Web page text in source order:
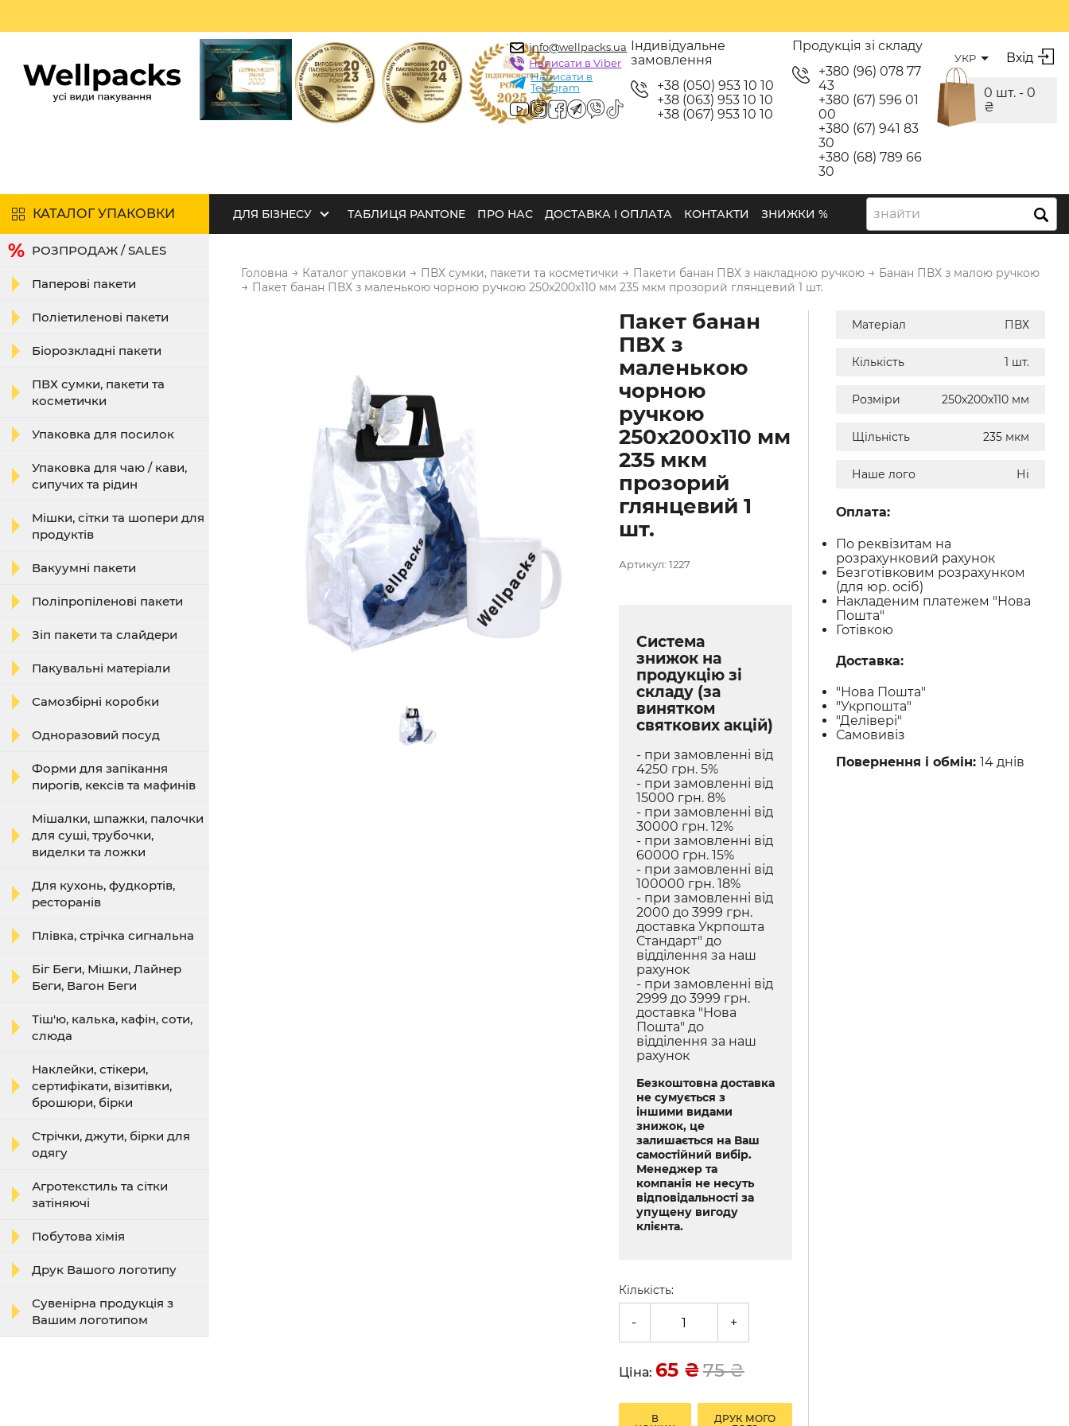
info@wellpacks.ua
Написати в Viber
Написати в
Telegram
Індивідуальне
замовлення
+38 (050) 953 10 10
+38 (063) 953 10 10
+38 (067) 953 10 10
Продукція зі складу
+380 (96) 078 77
43
+380 (67) 596 01
00
+380 (67) 941 83
30
+380 (68) 789 66
30
УКР Вхід
0 шт. - 0
₴
КАТАЛОГ УПАКОВКИ ДЛЯ БІЗНЕСУ ТАБЛИЦЯ PANTONE ПРО НАС ДОСТАВКА І ОПЛАТА КОНТАКТИ ЗНИЖКИ % знайти
РОЗПРОДАЖ / SALES
Паперові пакети
Поліетиленові пакети
Біорозкладні пакети
ПВХ сумки, пакети та
косметички
Упаковка для посилок
Упаковка для чаю / кави,
сипучих та рідин
Мішки, сітки та шопери для
продуктів
Вакуумні пакети
Поліпропіленові пакети
Зіп пакети та слайдери
Пакувальні матеріали
Самозбірні коробки
Одноразовий посуд
Форми для запікання
пирогів, кексів та мафинів
Мішалки, шпажки, палочки
для суші, трубочки,
виделки та ложки
Для кухонь, фудкортів,
ресторанів
Плівка, стрічка сигнальна
Біг Беги, Мішки, Лайнер
Беги, Вагон Беги
Тіш'ю, калька, кафін, соти,
слюда
Наклейки, стікери,
сертифікати, візитівки,
брошюри, бірки
Стрічки, джути, бірки для
одягу
Агротекстиль та сітки
затіняючі
Побутова хімія
Друк Вашого логотипу
Сувенірна продукція з
Вашим логотипом
Головна → Каталог упаковки → ПВХ сумки, пакети та косметички → Пакети банан ПВХ з накладною ручкою → Банан ПВХ з малою ручкою
→ Пакет банан ПВХ з маленькою чорною ручкою 250х200х110 мм 235 мкм прозорий глянцевий 1 шт.
Пакет банан
ПВХ з
маленькою
чорною
ручкою
250х200х110 мм
235 мкм
прозорий
глянцевий 1
шт.
Артикул: 1227
Система
знижок на
продукцію зі
складу (за
винятком
святкових акцій)
- при замовленні від
4250 грн. 5%
- при замовленні від
15000 грн. 8%
- при замовленні від
30000 грн. 12%
- при замовленні від
60000 грн. 15%
- при замовленні від
100000 грн. 18%
- при замовленні від
2000 до 3999 грн.
доставка Укрпошта
Стандарт" до
відділення за наш
рахунок
- при замовленні від
2999 до 3999 грн.
доставка "Нова
Пошта" до
відділення за наш
рахунок
Безкоштовна доставка
не сумується з
іншими видами
знижок, це
залишається на Ваш
самостійний вибір.
Менеджер та
компанія не несуть
відповідальності за
упущену вигоду
клієнта.
Кількість:
- +
Ціна: 65 ₴75₴
В
ДРУК МОГО
Матеріал ПВХ
Кількість 1 шт.
Розміри 250х200х110 мм
Щільність 235 мкм
Наше лого Ні
Оплата:
По реквізитам на
розрахунковий рахунок
Безготівковим розрахунком
(для юр. осіб)
Накладеним платежем "Нова
Пошта"
Готівкою
Доставка:
"Нова Пошта"
"Укрпошта"
"Делівері"
Самовивіз
Повернення і обмін:14 днів